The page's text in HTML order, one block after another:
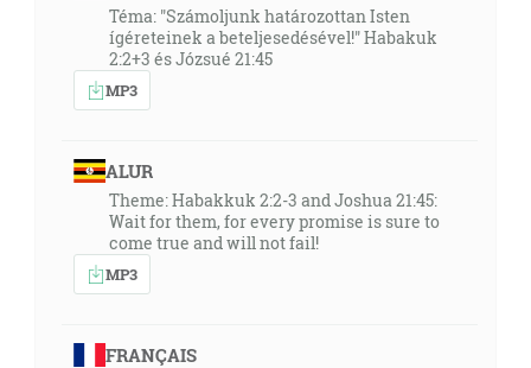
Téma: "Számoljunk határozottan Isten
ígéreteinek a beteljesedésével!" Habakuk
2:2+3 és Józsué 21:45
MP3
ALUR
Theme: Habakkuk 2:2-3 and Joshua 21:45:
Wait for them, for every promise is sure to
come true and will not fail!
MP3
FRANÇAIS